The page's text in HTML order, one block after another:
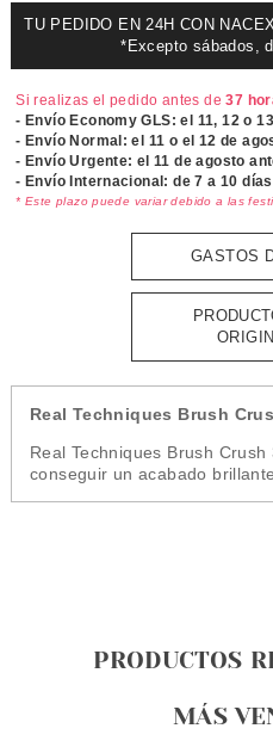
TU PEDIDO EN 24H CON
*Excepto sábados,
Si realizas el pedido antes de37
- Envío Economy GLS: el 11, 12 o
- Envío Normal: el 11 o el 12 de
- Envío Urgente: el11 de agosto
- Envío Internacional: de 7 a 10 días
* Este plazo puede variar debido a las
GASTOS
Real Techniques Brush
Real Techniques Brush
conseguir un acabado brillante.
PRODUCTOS
MÁS